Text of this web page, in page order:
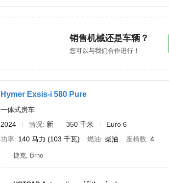
销售机械还是车辆？
您可以与我们合作进行！
Hymer Exsis-i 580 Pure
一体式房车
2024
情况 新 350 千米
Euro 6
功率 140 马力 (103 千瓦) 燃油 柴油 座椅数 4
捷克, Brno